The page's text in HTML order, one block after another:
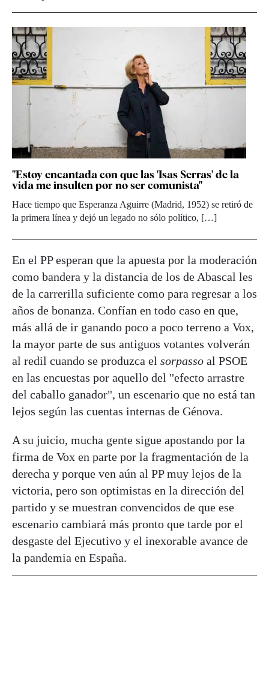
"Estoy encantada con que las 'Isas Serras' de la
vida me insulten por no ser comunista"
Hace tiempo que Esperanza Aguirre (Madrid, 1952) se retiró de
la primera línea y dejó un legado no sólo político, […]
En el PP esperan que la apuesta por la moderación
como bandera y la distancia de los de Abascal les
de la carrerilla suficiente como para regresar a los
años de bonanza. Confían en todo caso en que,
más allá de ir ganando poco a poco terreno a Vox,
la mayor parte de sus antiguos votantes volverán
al redil cuando se produzca el sorpasso al PSOE
en las encuestas por aquello del "efecto arrastre
del caballo ganador", un escenario que no está tan
lejos según las cuentas internas de Génova.
A su juicio, mucha gente sigue apostando por la
firma de Vox en parte por la fragmentación de la
derecha y porque ven aún al PP muy lejos de la
victoria, pero son optimistas en la dirección del
partido y se muestran convencidos de que ese
escenario cambiará más pronto que tarde por el
desgaste del Ejecutivo y el inexorable avance de
la pandemia en España.